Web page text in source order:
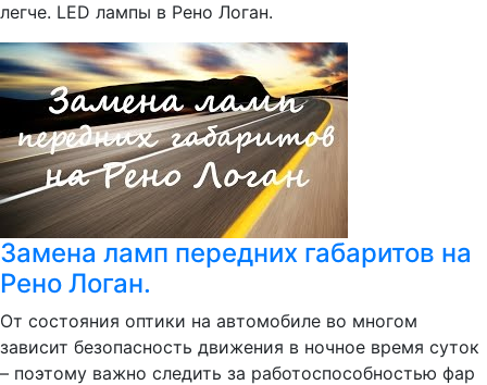
легче. LED лампы в Рено Логан.
Замена ламп передних габаритов на
Рено Логан.
От состояния оптики на автомобиле во многом
зависит безопасность движения в ночное время суток
– поэтому важно следить за работоспособностью фар